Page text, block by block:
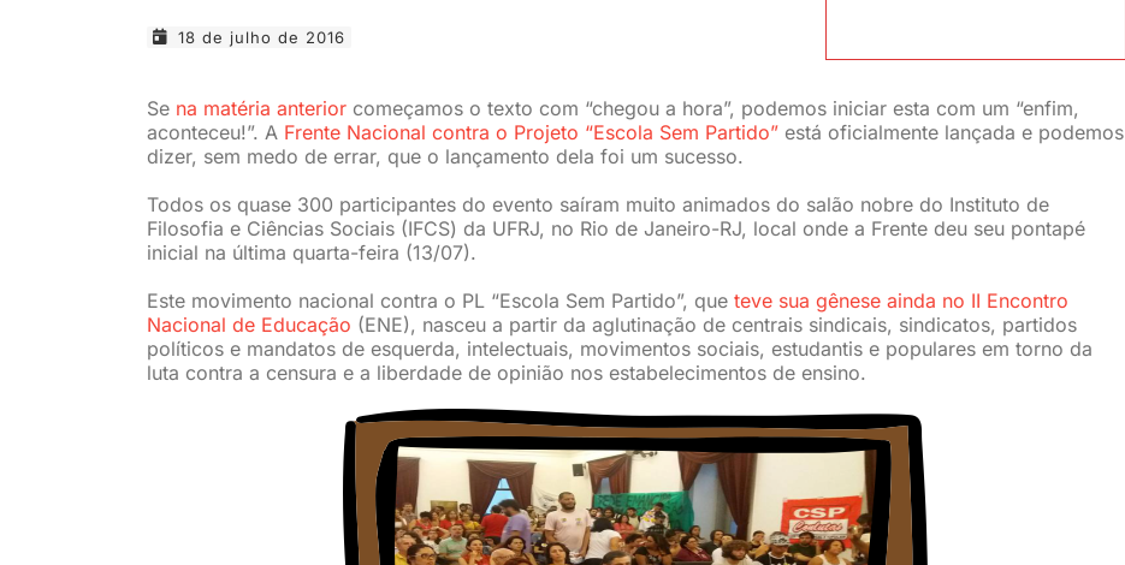
18 de julho de 2016
Se na matéria anteriorcomeçamos o texto com “chegou a hora”, podemos iniciar esta com um “enfim,
aconteceu!”. A Frente Nacional contra o Projeto “Escola Sem Partido”está oficialmente lançada e podemos
dizer, sem medo de errar, que o lançamento dela foi um sucesso.
Todos os quase 300 participantes do evento saíram muito animados do salão nobre do Instituto de
Filosofia e Ciências Sociais (IFCS) da UFRJ, no Rio de Janeiro-RJ, local onde a Frente deu seu pontapé
inicial na última quarta-feira (13/07).
Este movimento nacional contra o PL “Escola Sem Partido”, que teve sua gênese ainda no II Encontro
Nacional de Educação (ENE), nasceu a partir da aglutinação de centrais sindicais, sindicatos, partidos
políticos e mandatos de esquerda, intelectuais, movimentos sociais, estudantis e populares em torno da
luta contra a censura e a liberdade de opinião nos estabelecimentos de ensino.